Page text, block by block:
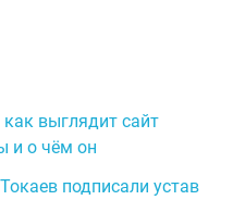
выглядит сайт
и о чём он
подписали устав